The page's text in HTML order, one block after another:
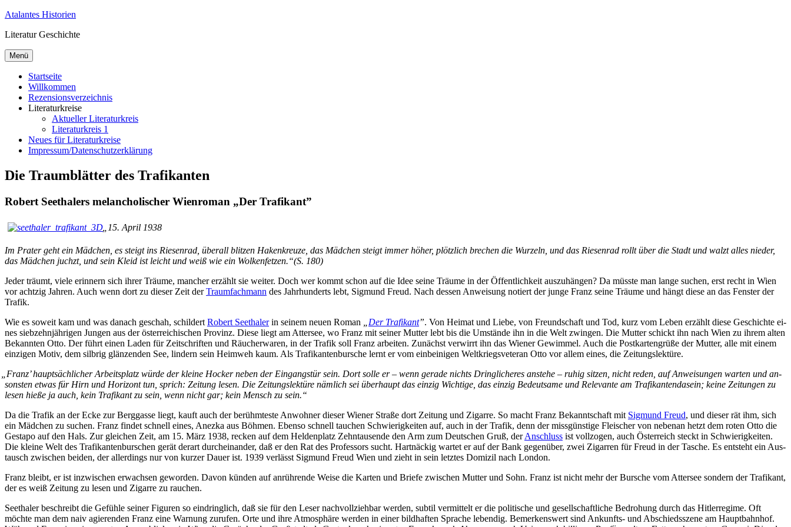
Zum
springen
Atalantes Historien
Literatur Geschichte
Menü
Startseite
Willkommen
Rezensionsverzeichnis
Literaturkreise
Aktueller Literaturkreis
Literaturkreis 1
Neues für Literaturkreise
Impressum/Datenschutzerklärung
Die Traumblätter des Trafikanten
Robert Seethalers melancholischer Wienroman „Der Trafikant”
„ 15. April 1938
Im Pra­ter geht ein Mäd­chen, es steigt ins Rie­sen­rad, über­all blit­zen Ha­ken­kreu­ze, das Mäd­chen steigt im­mer hö­her, plötz­lich bre­chen die Wur­zeln, und das Rie­sen­rad rollt über die Stadt und walzt al­les nie­der,
das Mäd­chen juchzt, und sein Kleid ist leicht und weiß wie ein Wolkenfetzen.“(S. 180)
Je­der träumt, vie­le er­in­nern sich ih­rer Träu­me, man­cher er­zählt sie wei­ter. Doch wer kommt schon auf die Idee sei­ne Träu­me in der Öf­fent­lich­keit aus­zu­hän­gen? Da müss­te man lan­ge su­chen, erst recht in Wien
vor acht­zig Jah­ren. Auch wenn dort zu die­ser Zeit derTraum­fach­mann des Jahr­hun­derts lebt, Sig­mund Freud. Nach des­sen An­wei­sung no­tiert der jun­ge Franz sei­ne Träu­me und hängt die­se an das Fens­ter der
Trafik.
Wie es so­weit kam und was da­nach ge­schah, schil­dert Ro­bert See­tha­lerin sei­nem neu­en Ro­man Der Tra­fi­kant”. Von Hei­mat und Lie­be, von Freund­schaft und Tod, kurz vom Le­ben er­zählt die­se Ge­schich­te ei­
nes sieb­zehn­jäh­ri­gen Jun­gen aus der ös­ter­rei­chi­schen Pro­vinz. Die­se liegt am At­ter­see, wo Franz mit sei­ner Mut­ter lebt bis die Um­stän­de ihn in die Welt zwin­gen. Die Mut­ter schickt ihn nach Wien zu ih­rem al­ten
Be­kann­ten Ot­to. Der führt ei­nen La­den für Zeit­schrif­ten und Räu­cher­wa­ren, in der Tra­fik soll Franz ar­bei­ten. Zu­nächst ver­wirrt ihn das Wie­ner Ge­wim­mel. Auch die Post­kar­ten­grü­ße der Mut­ter, al­le mit ei­nem
ein­zi­gen Mo­tiv, dem silb­rig glän­zen­den See, lin­dern sein Heim­weh kaum. Als Tra­fi­kan­ten­bur­sche lernt er vom ein­bei­ni­gen Welt­kriegs­ve­te­ran Ot­to vor al­lem ei­nes, die Zeitungslektüre.
Franz’ haupt­säch­li­cher Ar­beits­platz wür­de der klei­ne Ho­cker ne­ben der Ein­gangs­tür sein. Dort sol­le er – wenn ge­ra­de nichts Dring­li­che­res an­ste­he – ru­hig sit­zen, nicht re­den, auf An­wei­sun­gen war­ten und an­
sons­ten et­was für Hirn und Ho­ri­zont tun, sprich: Zei­tung le­sen. Die Zei­tungs­lek­tü­re näm­lich sei über­haupt das ein­zig Wich­ti­ge, das ein­zig Be­deut­sa­me und Re­le­van­te am Tra­fi­kan­ten­da­sein; kei­ne Zei­tun­gen zu
le­sen hie­ße ja auch, kein Tra­fi­kant zu sein, wenn nicht gar; kein Mensch zu sein.“
Da die Tra­fik an der Ecke zur Berg­gas­se liegt, kauft auch der be­rühm­tes­te An­woh­ner die­ser Wie­ner Stra­ße dort Zei­tung und Zi­gar­re. So macht Franz Be­kannt­schaft mit Sig­mund Freud, und die­ser rät ihm, sich
ein Mäd­chen zu su­chen. Franz fin­det schnell ei­nes, An­ez­ka aus Böh­men. Eben­so schnell tau­chen Schwie­rig­kei­ten auf, auch in der Tra­fik, denn der miss­güns­ti­ge Flei­scher von ne­ben­an hetzt dem ro­ten Ot­to die
Ge­sta­po auf den Hals. Zur glei­chen Zeit, am 15. März 1938, re­cken auf dem Hel­den­platz Zehn­tau­sen­de den Arm zum Deut­schen Gruß, derAn­schluss ist voll­zo­gen, auch Ös­ter­reich steckt in Schwie­rig­kei­ten.
Die klei­ne Welt des Tra­fi­kan­ten­bur­schen ge­rät der­art durch­ein­an­der, daß er den Rat des Pro­fes­sors sucht. Hart­nä­ckig war­tet er auf der Bank ge­gen­über, zwei Zi­gar­ren für Freud in der Ta­sche. Es ent­steht ein Aus­
tausch zwi­schen bei­den, der al­ler­dings nur von kur­zer Dau­er ist. 1939 ver­lässt Sig­mund Freud Wien und zieht in sein letz­tes Do­mi­zil nach London.
Franz bleibt, er ist in­zwi­schen er­wach­sen ge­wor­den. Da­von kün­den auf an­rüh­ren­de Wei­se die Kar­ten und Brie­fe zwi­schen Mut­ter und Sohn. Franz ist nicht mehr der Bur­sche vom At­ter­see son­dern der Tra­fi­kant,
der es weiß Zei­tung zu le­sen und Zi­gar­re zu rauchen.
See­tha­ler be­schreibt die Ge­füh­le sei­ner Fi­gu­ren so ein­dring­lich, daß sie für den Le­ser nach­voll­zieh­bar wer­den, sub­til ver­mit­telt er die po­li­ti­sche und ge­sell­schaft­li­che Be­dro­hung durch das Hit­ler­re­gime. Oft
möch­te man dem na­iv agie­ren­den Franz ei­ne War­nung zu­ru­fen. Or­te und ih­re At­mo­sphä­re wer­den in ei­ner bild­haf­ten Spra­che le­ben­dig. Be­mer­kens­wert sind An­kunfts- und Ab­schieds­sze­ne am Haupt­bahn­hof.